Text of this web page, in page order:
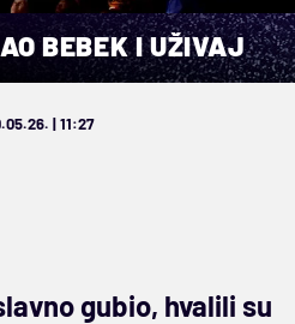
BEBEK I UŽIVAJ
| 11:27
gubio, hvalili su